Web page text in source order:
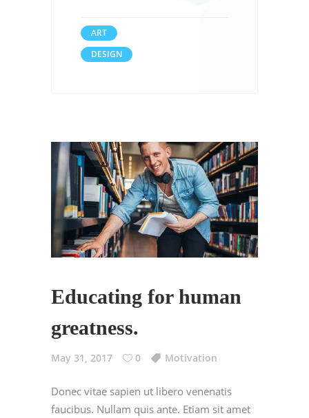
ART
DESIGN
Educating for human
greatness.
May 31, 2017 0 Motivation
Donec vitae sapien ut libero venenatis
faucibus. Nullam quis ante. Etiam sit amet